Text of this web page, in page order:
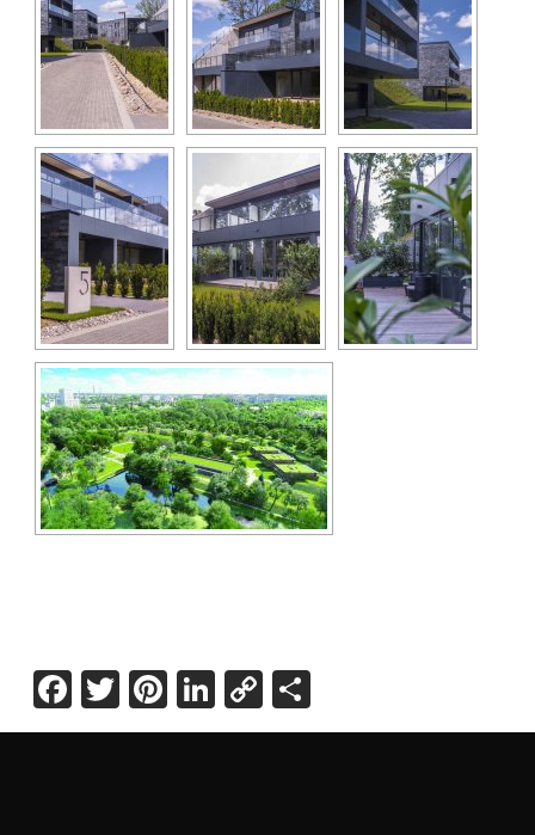
Facebook
Twitter
Pinterest
LinkedIn
Copy
Link
Share